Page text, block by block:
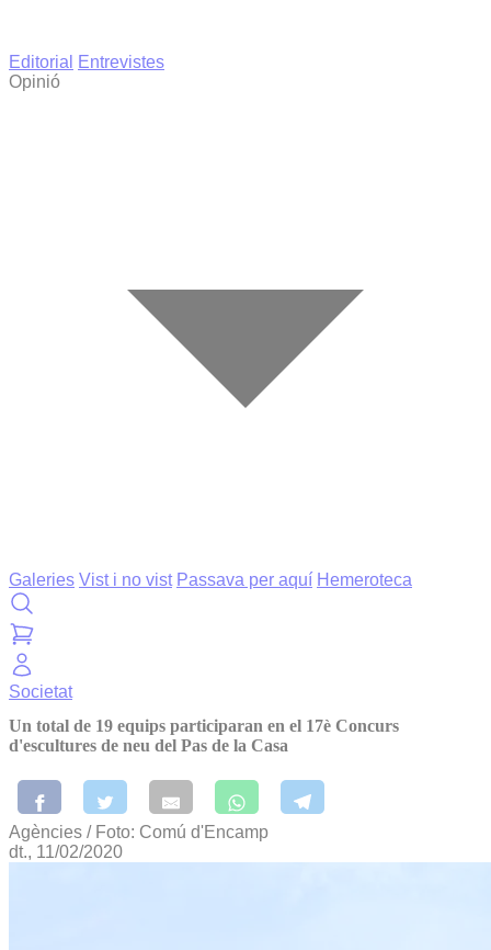
Editorial
Entrevistes
Opinió
Galeries Vist i no vist Passava per aquí Hemeroteca
Societat
Un total de 19 equips participaran en el 17è Concurs
d'escultures de neu del Pas de la Casa
Agències / Foto: Comú d'Encamp
dt., 11/02/2020